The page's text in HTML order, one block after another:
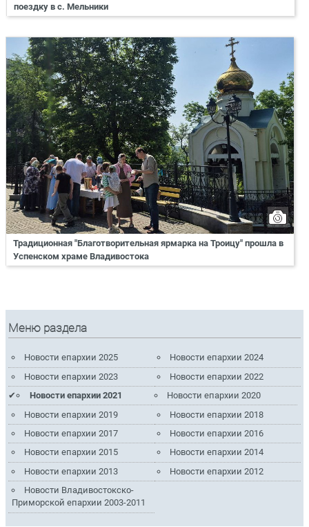
поездку в с. Мельники
Традиционная "Благотворительная ярмарка на Троицу" прошла в
Успенском храме Владивостока
Меню раздела
Новости епархии 2025
Новости епархии 2024
Новости епархии 2023
Новости епархии 2022
Новости епархии 2021
Новости епархии 2020
Новости епархии 2019
Новости епархии 2018
Новости епархии 2017
Новости епархии 2016
Новости епархии 2015
Новости епархии 2014
Новости епархии 2013
Новости епархии 2012
Новости Владивостокско-
Приморской епархии 2003-2011